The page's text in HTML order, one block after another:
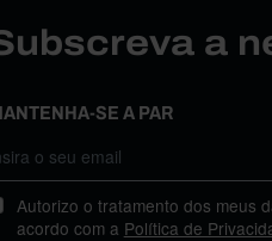
a
SE A PAR
Autorizo o tratamento dos meus
acordo com a Política de